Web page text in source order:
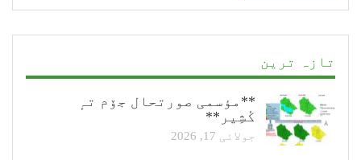
تازہ ترین
**مؤسمی صورتحال جۆم تہٕ
کٔشِیر**
جولائی 17, 2026